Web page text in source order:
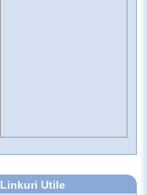
Linkuri Utile